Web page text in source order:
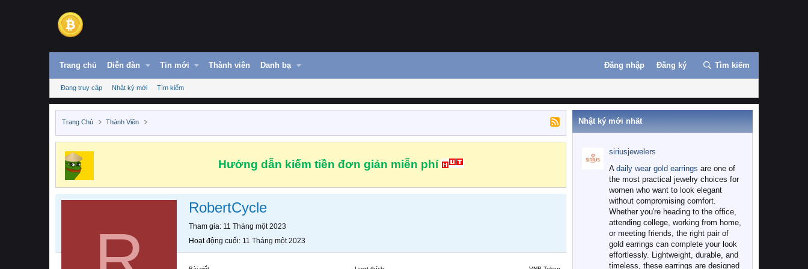
Trang chủ Diễn đàn Tin mới Thành viên Danh bạ Đăng nhập Đăng ký Tìm kiếm
Đang truy cập Nhật ký mới Tìm kiếm
Trang Chủ Thành Viên
Hướng dẫn kiếm tiền đơn giản miễn phí
RobertCycle
Tham gia 11 Tháng một 2023
Hoạt động cuối 11 Tháng một 2023
Nhật ký mới nhất
siriusjewelers
A daily wear gold earrings are one of
the most practical jewelry choices for
women who want to look elegant
without compromising comfort.
Whether you're heading to the office,
attending college, working from home,
or meeting friends, the right pair of
gold earrings can complete your look
effortlessly. Lightweight, durable, and
timeless, these earrings are designed